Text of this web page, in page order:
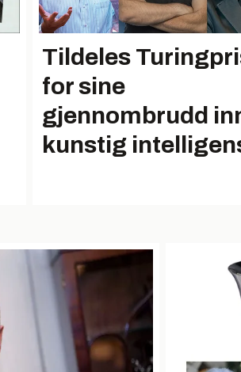
Tildeles
for sine
gjennombrudd
kunstig